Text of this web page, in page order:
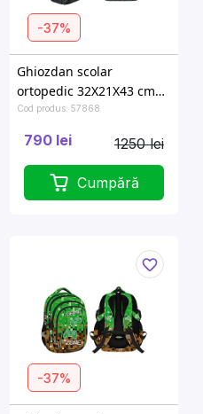
-37%
Ghiozdan scolar
ortopedic 32X21X43 cm
Green Game
Cod produs: 57868
790 lei 1250 lei
Cumpără
-37%